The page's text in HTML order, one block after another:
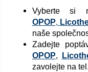
Vyberte si
OPOP,
naše
Zadejte
OPOP,
zavolejte na